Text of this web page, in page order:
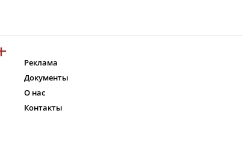
Реклама
Документы
О нас
Контакты